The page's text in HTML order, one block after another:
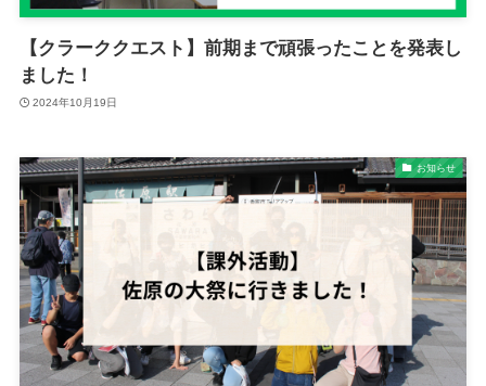
【クラーククエスト】前期まで頑張ったことを発表し
ました！
2024年10月19日
お知らせ